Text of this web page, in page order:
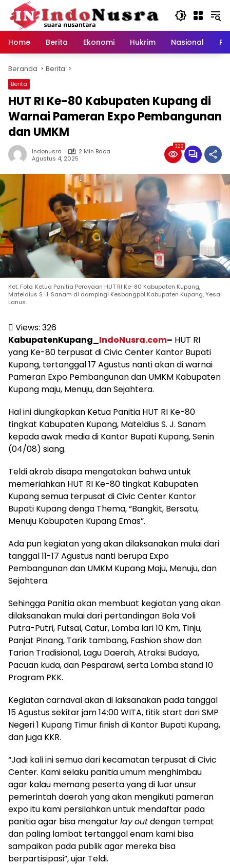
Langsung
konten
Home
Berita Ekonomi Hukrim Nasional
Beranda Berita
Berita
HUT RI Ke-80 Kabupaten Kupang di
Warnai Pameran Expo Pembangunan
dan UMKM
Indonusra
2 Min Baca
Agustus 4, 2025
326
Ket. Foto: Ketua Panitia Perayaan HUT RI Ke-80 Kabupaten Kupang,
Mateldius S. J. Sanam di dampingi Kesbangpol Kabupaten Kupang, Yesai
Lanus.
Views: 326
KabupatenKupang_IndoNusra.com– HUT RI
yang Ke-80 terpusat di Civic Center Kantor Bupati
Kupang, tertanggal 17 Agustus nanti akan di warnai
Pameran Expo Pembangunan dan UMKM Kabupaten
Kupang maju, Menuju, dan Sejahtera.
Hal ini diungkapkan Ketua Panitia HUT RI Ke-80
tingkat Kabupaten Kupang, Mateldius S. J. Sanam
kepada awak media di Kantor Bupati Kupang, Senin
(04/08) siang.
Teldi akrab disapa mengatakan bahwa untuk
memeriahkan HUT RI Ke-80 tingkat Kabupaten
Kupang semua terpusat di Civic Center Kantor
Bupati Kupang denga Thema, “Bangkit, Bersatu,
Menuju Kabupaten Kupang Emas”.
Ada pun kegiatan yang akan dilaksanakan mulai dari
tanggal 11-17 Agustus nanti berupa Expo
Pembangunan dan UMKM Kupang Maju, Menuju, dan
Sejahtera.
Sehingga Panitia akan membuat kegiatan yang akan
dilaksanakan mulai dari pertandingan Bola Voli
Putra-Putri, Futsal, Catur, Lomba lari 10 Km, Tinju,
Panjat Pinang, Tarik tambang, Fashion show dan
Tarian Tradisional, Lagu Daerah, Atraksi Budaya,
Pacuan kuda, dan Pesparawi, serta Lomba stand 10
Program PKK.
Kegiatan carnaval akan di laksanakan pada tanggal
15 Agustus sekitar jam 14:00 WITA, titik start dari SMP
Negeri 1 Kupang Timur finish di Kantor Bupati Kupang,
dan juga KKR.
“Jadi kali ini semua dari kecamatan terpusat di Civic
Center. Kami selaku panitia umum menghimbau
agar kalau memang peserta yang di luar unsur
pemerintah daerah yang akan mengikuti pameran
expo itu kami persilahkan untuk mendaftar pada
panitia agar bisa mengaturlayoutdengan tempat
dan paling lambat tertanggal enam kami bisa
sampaikan pada publik agar mereka bisa
berpartisipasi”, ujar Teldi.